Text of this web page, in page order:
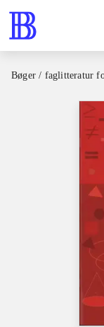
Bøger / faglitteratur